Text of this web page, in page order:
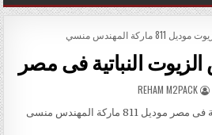
ماركة المهندس منسي
النباتية فى مصر
AUTHOR:
REHAM M2PACK
811 ماركة المهندس منسى